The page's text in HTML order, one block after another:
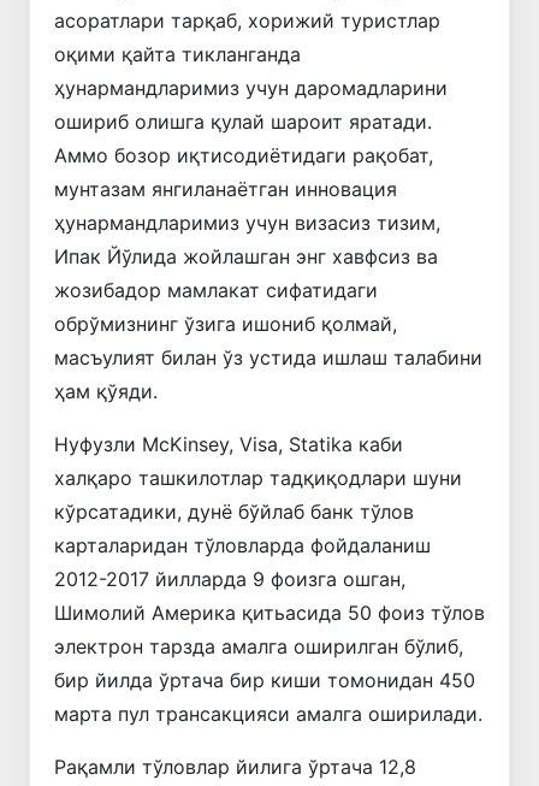
асоратлари тарқаб, хорижий туристлар
оқими қайта тикланганда
ҳунармандларимиз учун даромадларини
ошириб олишга қулай шароит яратади.
Аммо бозор иқтисодиётидаги рақобат,
мунтазам янгиланаётган инновация
ҳунармандларимиз учун визасиз тизим,
Ипак Йўлида жойлашган энг хавфсиз ва
жозибадор мамлакат сифатидаги
обрўмизнинг ўзига ишониб қолмай,
масъулият билан ўз устида ишлаш талабини
ҳам қўяди.
Нуфузли McKinsey, Visa, Statika каби
халқаро ташкилотлар тадқиқодлари шуни
кўрсатадики, дунё бўйлаб банк тўлов
карталаридан тўловларда фойдаланиш
2012-2017 йилларда 9 фоизга ошган,
Шимолий Америка қитьасида 50 фоиз тўлов
электрон тарзда амалга оширилган бўлиб,
бир йилда ўртача бир киши томонидан 450
марта пул трансакцияси амалга оширилади.
Рақамли тўловлар йилига ўртача 12,8